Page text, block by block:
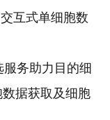
互式单细胞数
服务助力目的细
据获取及细胞